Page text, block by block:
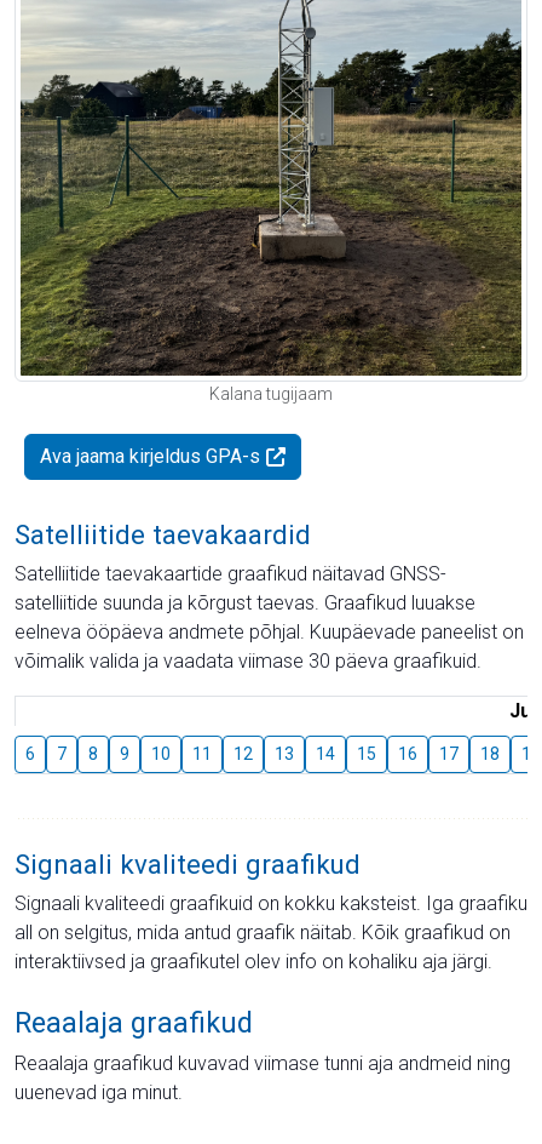
Kalana tugijaam
Ava jaama kirjeldus GPA-s
Satelliitide taevakaardid
Satelliitide taevakaartide graafikud näitavad GNSS-
satelliitide suunda ja kõrgust taevas. Graafikud luuakse
eelneva ööpäeva andmete põhjal. Kuupäevade paneelist on
võimalik valida ja vaadata viimase 30 päeva graafikuid.
6 7 8 9 10 11 12 13 14 15 16 17 18 19
Signaali kvaliteedi graafikud
Signaali kvaliteedi graafikuid on kokku kaksteist. Iga graafiku
all on selgitus, mida antud graafik näitab. Kõik graafikud on
interaktiivsed ja graafikutel olev info on kohaliku aja järgi.
Reaalaja graafikud
Reaalaja graafikud kuvavad viimase tunni aja andmeid ning
uuenevad iga minut.